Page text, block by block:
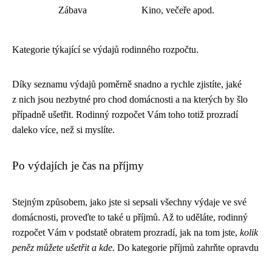
Zábava Kino, večeře apod.
Kategorie týkající se výdajů rodinného rozpočtu.
Díky seznamu výdajů poměrně snadno a rychle zjistíte, jaké
z nich jsou nezbytné pro chod domácnosti a na kterých by šlo
případně ušetřit. Rodinný rozpočet Vám toho totiž prozradí
daleko více, než si myslíte.
Po výdajích je čas na příjmy
Stejným způsobem, jako jste si sepsali všechny výdaje ve své
domácnosti, proveďte to také u příjmů. Až to uděláte, rodinný
rozpočet Vám v podstatě obratem prozradí, jak na tom jste, kolik
peněz můžete ušetřit a kde. Do kategorie příjmů zahrňte opravdu